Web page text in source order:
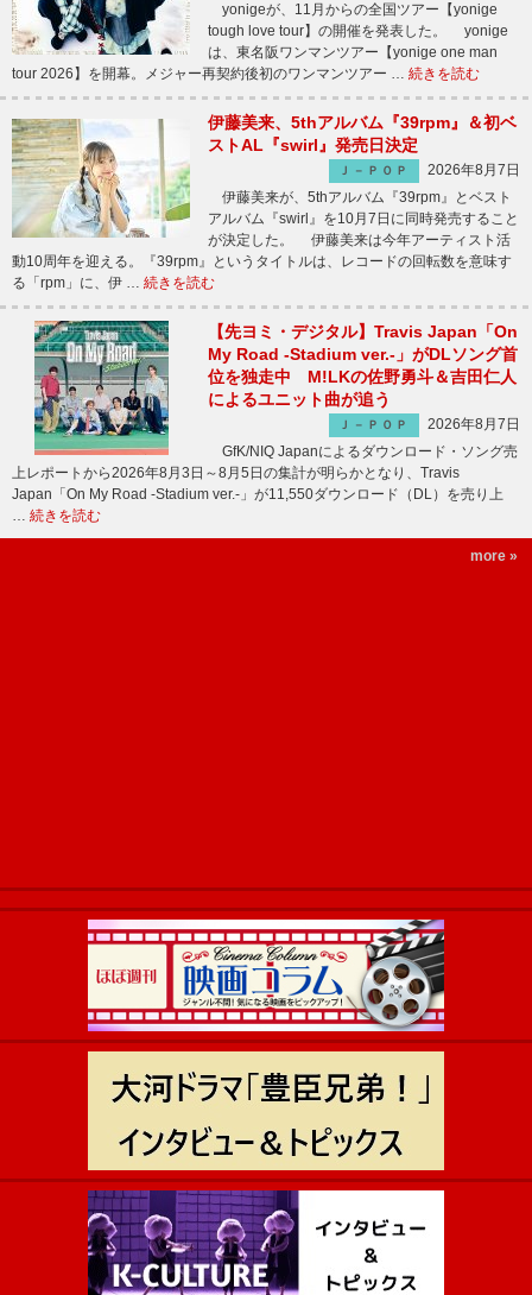
yonigeが、11月からの全国ツアー【yonige
tough love tour】の開催を発表した。 yonige
は、東名阪ワンマンツアー【yonige one man
tour 2026】を開幕。メジャー再契約後初のワンマンツアー … 続きを読む
伊藤美来、5thアルバム『39rpm』＆初ベ
ストAL『swirl』発売日決定
Ｊ－ＰＯＰ
2026年8月7日
伊藤美来が、5thアルバム『39rpm』とベスト
アルバム『swirl』を10月7日に同時発売すること
が決定した。 伊藤美来は今年アーティスト活
動10周年を迎える。『39rpm』というタイトルは、レコードの回転数を意味す
る「rpm」に、伊 … 続きを読む
【先ヨミ・デジタル】Travis Japan「On
My Road -Stadium ver.-」がDLソング首
位を独走中 M!LKの佐野勇斗＆吉田仁人
によるユニット曲が追う
Ｊ－ＰＯＰ
2026年8月7日
GfK/NIQ Japanによるダウンロード・ソング売
上レポートから2026年8月3日～8月5日の集計が明らかとなり、Travis
Japan「On My Road -Stadium ver.-」が11,550ダウンロード（DL）を売り上
… 続きを読む
more »